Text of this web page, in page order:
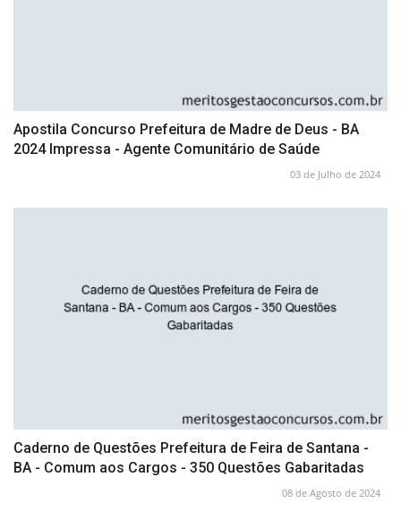
Apostila Concurso Prefeitura de Madre de Deus - BA
2024 Impressa - Agente Comunitário de Saúde
03 de Julho de 2024
Caderno de Questões Prefeitura de Feira de Santana -
BA - Comum aos Cargos - 350 Questões Gabaritadas
08 de Agosto de 2024